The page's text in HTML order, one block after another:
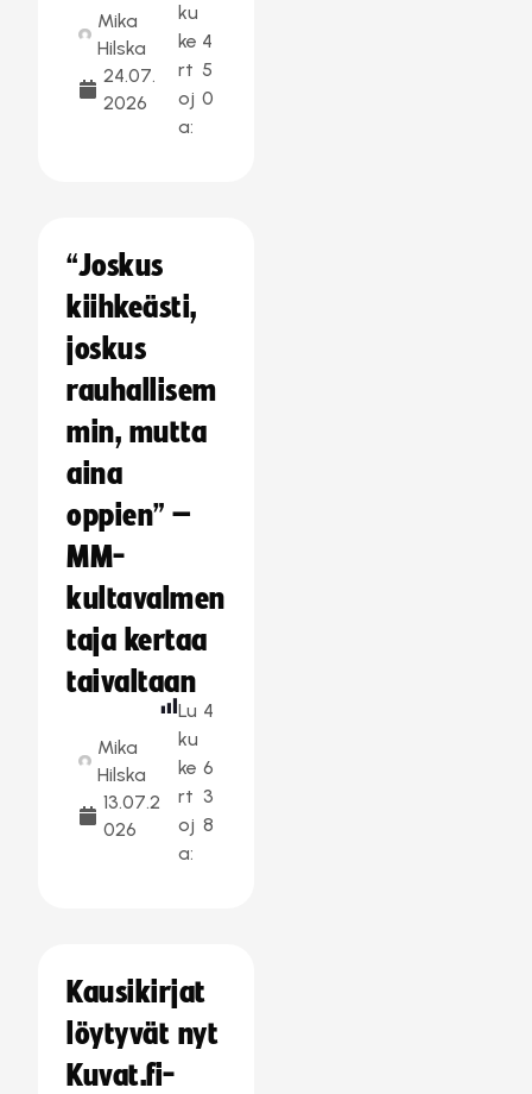
Mika
Hilska
24.07.
2026
ku
ke
rt
oj
a:
4
5
0
“Joskus
kiihkeästi,
joskus
rauhallisem
min, mutta
aina
oppien” –
MM-
kultavalmen
taja kertaa
taivaltaan
Mika
Hilska
13.07.2
026
Lu
ku
ke
rt
oj
a:
4
6
3
8
Kausikirjat
löytyvät nyt
Kuvat.fi-